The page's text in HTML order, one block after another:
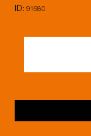
ID: 91680